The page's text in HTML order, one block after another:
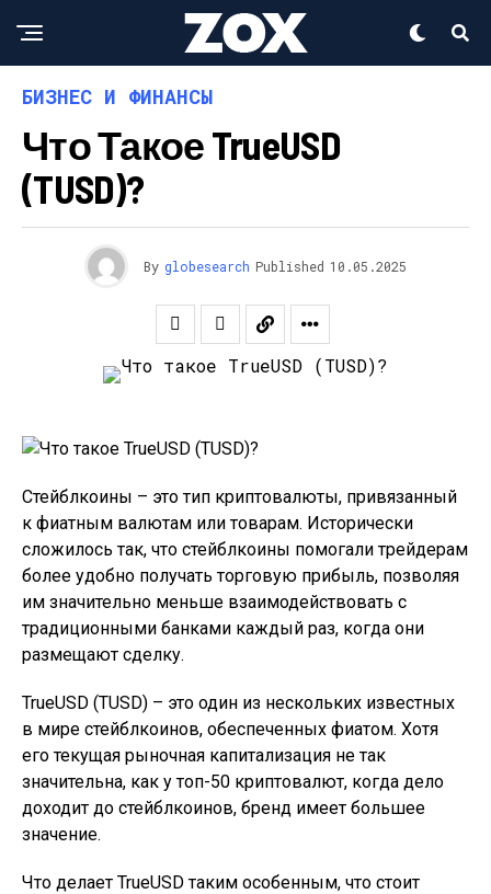
БИЗНЕС И ФИНАНСЫ
Что Такое TrueUSD
(TUSD)?
By globesearch Published 10.05.2025
Стейблкоины – это тип криптовалюты, привязанный
к фиатным валютам или товарам. Исторически
сложилось так, что стейблкоины помогали трейдерам
более удобно получать торговую прибыль, позволяя
им значительно меньше взаимодействовать с
традиционными банками каждый раз, когда они
размещают сделку.
TrueUSD (TUSD) – это один из нескольких известных
в мире стейблкоинов, обеспеченных фиатом. Хотя
его текущая рыночная капитализация не так
значительна, как у топ-50 криптовалют, когда дело
доходит до стейблкоинов, бренд имеет большее
значение.
Что делает TrueUSD таким особенным, что стоит